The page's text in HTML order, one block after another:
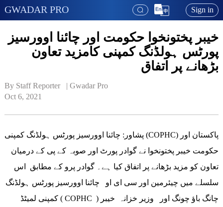
GWADAR PRO Sign in
خیبر پختونخوا حکومت اور چائنا اوورسیز
پورٹس ہولڈنگ کمپنی کامزید تعاون
بڑھانے پر اتفاق
By Staff Reporter   | Gwadar Pro
Oct 6, 2021
پشاور: چائنا اوورسیز پورٹس ہولڈنگ کمپنی (COPHC) پاکستان اور
حکومت خیبر پختونخوا نے گوادر پورٹ اور صوبہ کے پی کے درمیان
تعاون کو مزید بڑھانے پر اتفاق کیا ہے۔ گوادر پرو کے مطابق اس
سلسلے میں چیئرمین اور سی ای او چائنا اوورسیز پورٹس ہولڈنگ
کمپنی لمیٹڈ ( COPHC ) چانگ باؤ چونگ اور وزیر خزانہ خیبر